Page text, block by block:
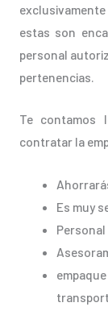
estas son
personal
pertenencias.
Te contamos
contratar la
Es muy